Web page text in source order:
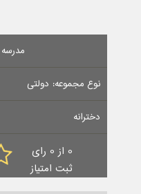
نوع مجموعه: دولتی
دخترانه
0 از 0 رای
ثبت امتیاز